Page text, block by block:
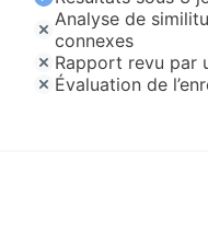
Analyse de
connexes
Rapport revu par
Évaluation de